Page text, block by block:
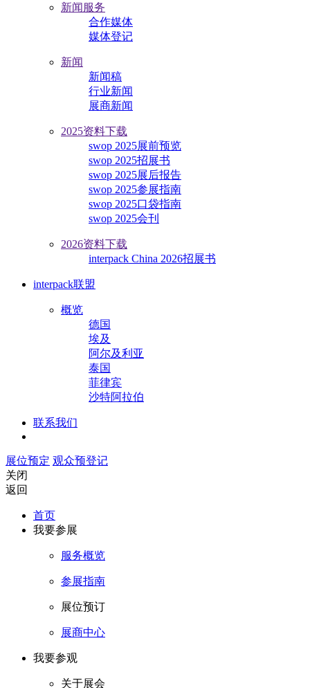
新闻服务
合作媒体
媒体登记
新闻
新闻稿
行业新闻
展商新闻
2025资料下载
swop 2025展前预览
swop 2025招展书
swop 2025展后报告
swop 2025参展指南
swop 2025口袋指南
swop 2025会刊
2026资料下载
interpack China 2026招展书
interpack联盟
概览
德国
埃及
阿尔及利亚
泰国
菲律宾
沙特阿拉伯
联系我们
展位预定 观众预登记
关闭
返回
首页
我要参展
服务概览
参展指南
展位预订
展商中心
我要参观
关于展会